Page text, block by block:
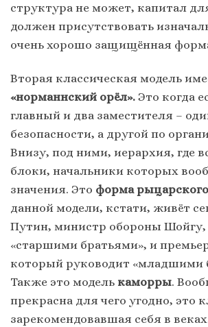
структура не может, капитал
должен присутствовать
очень хорошо защищённая
Вторая классическая модель
«норманнский орёл». Это когда
главный и два заместителя –
безопасности, а другой по
Внизу, под ними, иерархия, где
блоки, начальники которых
значения. Это форма
данной модели, кстати, живёт
Путин, министр обороны
«старшими братьями», и
который руководит «младшими
Также это модель каморры.
прекрасна для чего угодно, это
зарекомендовавшая себя в